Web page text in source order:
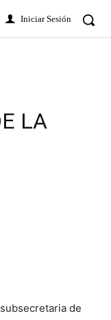
Iniciar Sesión
LA
de